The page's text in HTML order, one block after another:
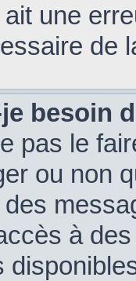
une
de
besoin
pas le
ou non
à